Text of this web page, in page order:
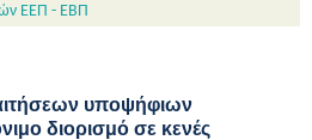
ΕΕΠ - ΕΒΠ
υποψήφιων
διορισμό σε κενές